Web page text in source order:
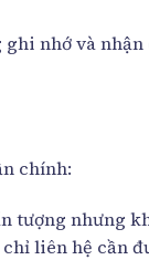
ghi nhớ và
chính:
tượng nhưng
liên hệ cần